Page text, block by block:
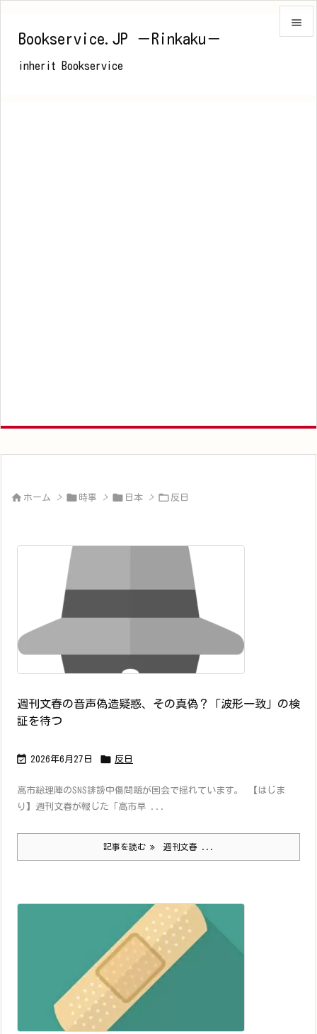
Bookservice.JP －Rinkaku－
inherit Bookservice

 ホーム >  時事 >  日本 >  反日
週刊文春の音声偽造疑惑、その真偽？「波形一致」の検
証を待つ
 2026年6月27日  反日
高市総理陣のSNS誹謗中傷問題が国会で揺れています。 【はじま
り】週刊文春が報じた「高市早 ...
記事を読む 週刊文春 ...